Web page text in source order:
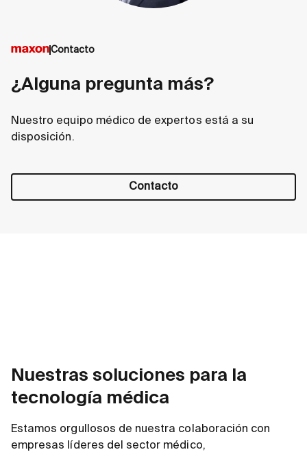
Contacto
¿Alguna pregunta más?
Nuestro equipo médico de expertos está a su
disposición.
Contacto
Nuestras soluciones para la
tecnología médica
Estamos orgullosos de nuestra colaboración con
empresas líderes del sector médico,